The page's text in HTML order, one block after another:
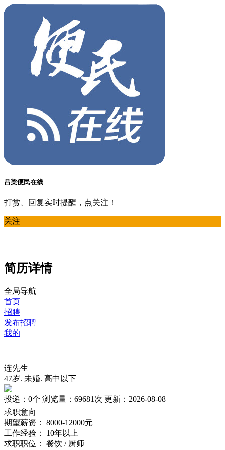
吕梁便民在线
打赏、回复实时提醒，点关注！
关注
简历详情
全局导航
首页
招聘
发布招聘
我的
连先生
47岁. 未婚. 高中以下
投递： 0个 浏览量： 69681次 更新： 2026-08-08
求职意向
期望薪资：
8000-12000元
工作经验：
10年以上
求职职位：
餐饮 / 厨师